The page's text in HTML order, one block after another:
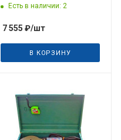
COBRA
Есть в наличии: 2
7 555 ₽/шт
В КОРЗИНУ